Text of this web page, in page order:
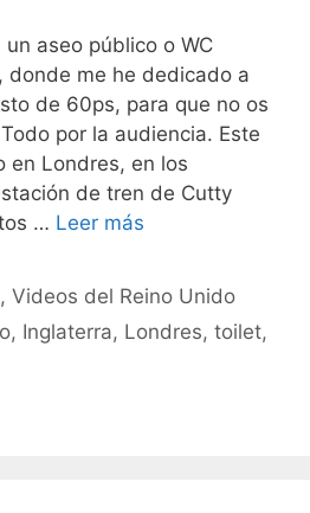
aseo público o WC
donde me he dedicado a
de 60ps, para que no os
por la audiencia. Este
en Londres, en los
de tren de Cutty
… Leer más
,Videos del Reino Unido
, Inglaterra, Londres,toilet,